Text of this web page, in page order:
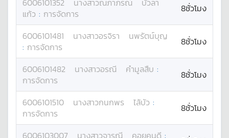
6006101352 นางสาวณภาภรณ์
บัวลา
แก้ว : การจัดการ 8ชั่วโมง
6006101481 นางสาวอรจิรา
นพรัตน์บุญ
: การจัดการ 8ชั่วโมง
6006101482 นางสาวอรณี คำมูลสืบ :
การจัดการ
8ชั่วโมง
6006101510 นางสาวกนกพร ไล้บัว :
การจัดการ
8ชั่วโมง
6006103007 นางสาวจารุณี คอยคนดี :